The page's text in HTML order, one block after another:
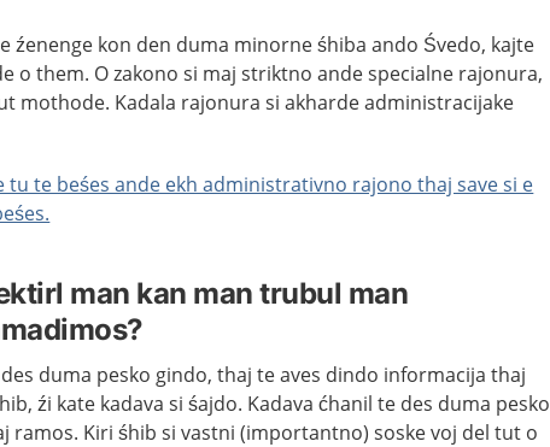
źenenge kon den duma minorne śhiba ando Śvedo, kajte
o them. O zakono si maj striktno ande specialne rajonura,
mothode. Kadala rajonura si akharde administracijake
tu te beśes ande ekh administrativno rajono thaj save si e
man kan man trubul man
duma pesko gindo, thaj te aves dindo informacija thaj
źi kate kadava si śajdo. Kadava ćhanil te des duma pesko
ramos. Kiri śhib si vastni (importantno) soske voj del tut o